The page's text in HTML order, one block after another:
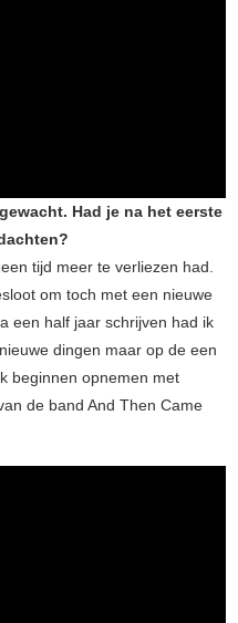
Had je na het eerste
tijd meer te verliezen had.
om toch met een nieuwe
een half jaar schrijven had ik
dingen maar op de een
beginnen opnemen met
de band And Then Came